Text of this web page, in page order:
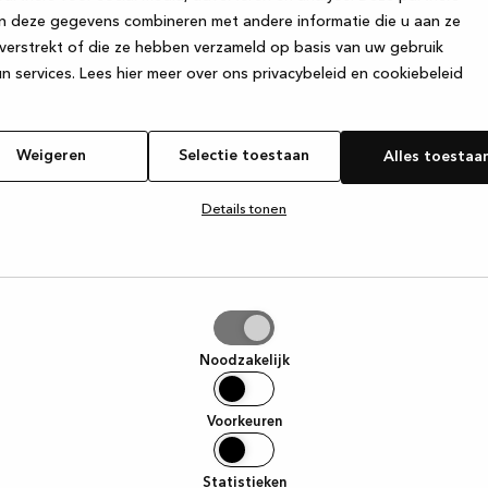
deze gegevens combineren met andere informatie die u aan ze
of die ze hebben verzameld op basis van uw gebruik
services. Lees hier meer over ons privacybeleid en cookiebeleid
Weigeren Selectie toestaan Alles
Details tonen
Noodzakelijk
Voorkeuren
Statistieken
has occurred while loadingwww.kvik.nl (see the